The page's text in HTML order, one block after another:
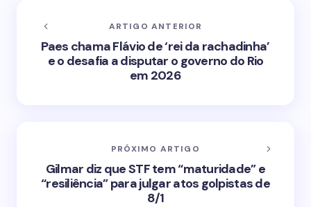
ARTIGO ANTERIOR
Paes chama Flávio de ‘rei da rachadinha’
e o desafia a disputar o governo do Rio
em 2026
PRÓXIMO ARTIGO
Gilmar diz que STF tem “maturidade” e
“resiliência” para julgar atos golpistas de
8/1